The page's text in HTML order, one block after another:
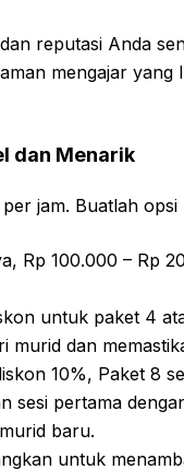
reputasi Anda
mengajar yang
dan Menarik
jam. Buatlah
Rp 100.000 – Rp
untuk paket 4
murid dan
10%, Paket 8
sesi pertama
baru.
untuk